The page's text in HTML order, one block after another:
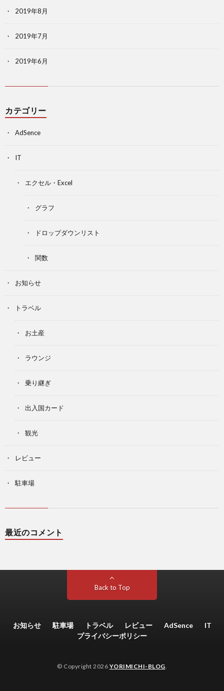
2019年8月
2019年7月
2019年6月
カテゴリー
AdSence
IT
エクセル・Excel
グラフ
ドロップダウンリスト
関数
お知らせ
トラベル
お土産
ラウンジ
乗り継ぎ
出入国カード
観光
レビュー
駐車場
最近のコメント
Back to Top
お知らせ 駐車場 トラベル レビュー AdSence
IT
プライバシーポリシー
© Copyright 2026 YORIMICHI-BLOG.